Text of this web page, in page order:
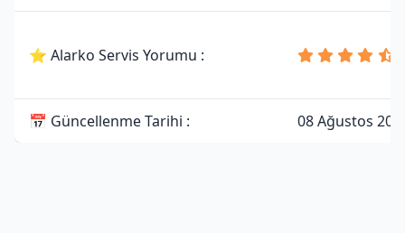
⭐ Alarko Servis Yorumu :
📅 Güncellenme Tarihi : 08 Ağustos